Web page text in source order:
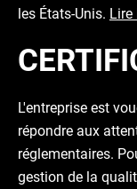
les États-Unis. Lire
L'entreprise est
répondre aux
réglementaires.
gestion de la